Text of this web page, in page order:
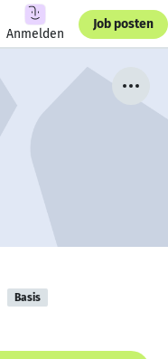
Anmelden
Job posten
Basis